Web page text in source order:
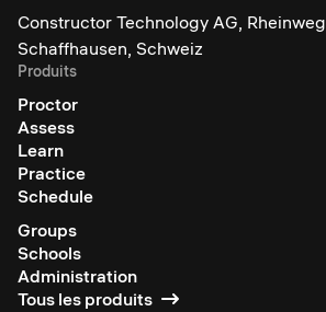
Constructor Technology AG,
Schaffhausen, Schweiz
Produits
Proctor
Assess
Learn
Practice
Schedule
Groups
Schools
Administration
Tous les produits